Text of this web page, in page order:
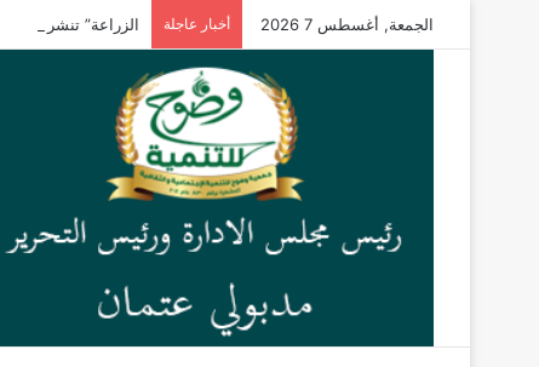
الجمعة, أغسطس 7 2026 أخبار عاجلة الزراعة” تنشر